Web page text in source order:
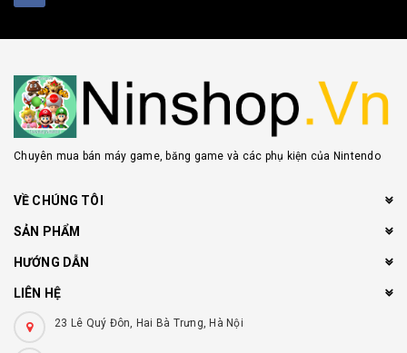
Chuyên mua bán máy game, băng game và các phụ kiện của Nintendo
VỀ CHÚNG TÔI
SẢN PHẨM
HƯỚNG DẪN
LIÊN HỆ
23 Lê Quý Đôn, Hai Bà Trưng, Hà Nội